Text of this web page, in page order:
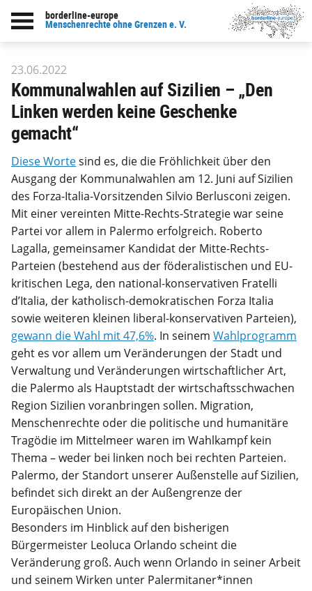
borderline-europe
Menschenrechte ohne Grenzen e. V.
zur Übersicht: Unsere Arbeit
23.06.2022
Kommunalwahlen auf Sizilien – „Den
Linken werden keine Geschenke
gemacht“
Diese Wortesind es, die die Fröhlichkeit über den
Ausgang der Kommunalwahlen am 12. Juni auf Sizilien
des Forza-Italia-Vorsitzenden Silvio Berlusconi zeigen.
Mit einer vereinten Mitte-Rechts-Strategie war seine
Partei vor allem in Palermo erfolgreich. Roberto
Lagalla, gemeinsamer Kandidat der Mitte-Rechts-
Parteien (bestehend aus der föderalistischen und EU-
kritischen Lega, den national-konservativen Fratelli
d’Italia, der katholisch-demokratischen Forza Italia
sowie weiteren kleinen liberal-konservativen Parteien),
gewann die Wahl mit 47,6%. In seinem Wahlprogramm
geht es vor allem um Veränderungen der Stadt und
Verwaltung und Veränderungen wirtschaftlicher Art,
die Palermo als Hauptstadt der wirtschaftsschwachen
Region Sizilien voranbringen sollen. Migration,
Menschenrechte oder die politische und humanitäre
Tragödie im Mittelmeer waren im Wahlkampf kein
Thema – weder bei linken noch bei rechten Parteien.
Palermo, der Standort unserer Außenstelle auf Sizilien,
befindet sich direkt an der Außengrenze der
Europäischen Union.
Besonders im Hinblick auf den bisherigen
Bürgermeister Leoluca Orlando scheint die
Veränderung groß. Auch wenn Orlando in seiner Arbeit
und seinem Wirken unter Palermitaner*innen